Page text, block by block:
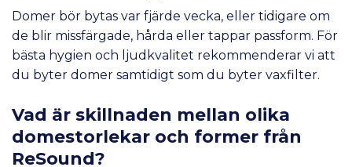
Domer bör bytas var fjärde vecka, eller tidigare om
de blir missfärgade, hårda eller tappar passform. För
bästa hygien och ljudkvalitet rekommenderar vi att
du byter domer samtidigt som du byter vaxfilter.
Vad är skillnaden mellan olika
domestorlekar och former från
ReSound?